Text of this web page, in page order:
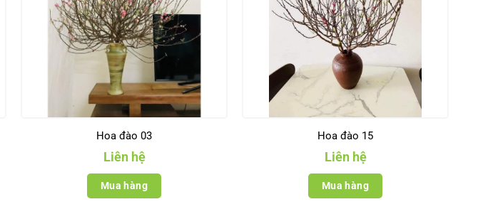
Hoa đào 03
Liên hệ
Mua hàng
Hoa đào 15
Liên hệ
Mua hàng